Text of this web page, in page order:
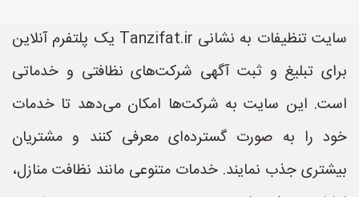
سایت تنظیفات به نشانی Tanzifat.ir یک پلتفرم آنلاین
برای تبلیغ و ثبت آگهی شرکت‌های نظافتی و خدماتی
است. این سایت به شرکت‌ها امکان می‌دهد تا خدمات
خود را به صورت گسترده‌ای معرفی کنند و مشتریان
بیشتری جذب نمایند. خدمات متنوعی مانند نظافت منازل،